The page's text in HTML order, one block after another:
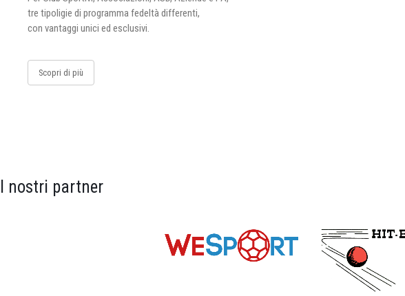
tre tipoligie di programma fedeltà differenti,
con vantaggi unici ed esclusivi.
Scopri di più
I nostri partner